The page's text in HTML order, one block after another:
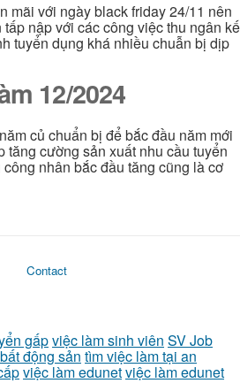
mãi với ngày black friday 24/11 nên
nập với các công việc thu ngân kế
tuyển dụng khá nhiều chuẫn bị dịp
12/2024
củ chuẩn bị để bắc đầu năm mới
tăng cường sản xuất nhu cầu tuyển
nhân bắc đầu tăng cũng là cơ
Contact
gấpviệc làm sinh viên SV Job
động sản tìm việc làm tại an
việc làm edunetviệc làm edunet